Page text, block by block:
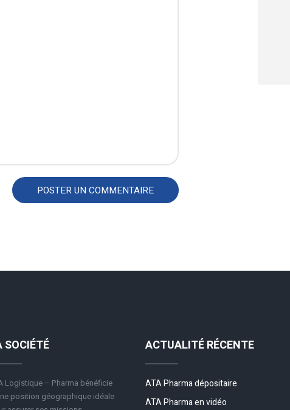
SOCIÉTÉ
Logistique – Pharma bénéficie
position géographique idéale
ACTUALITÉ RÉCENTE
ATA Pharma dépositaire
ATA Pharma en vidéo